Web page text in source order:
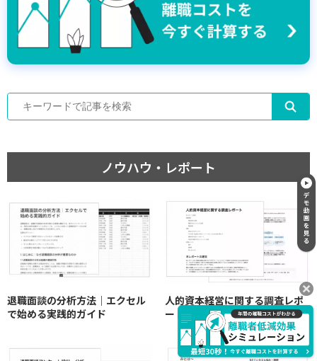
ノウハウ・レポート
退職面談の分析方法｜エクセル
で始める実践的ガイド
人的資本経営に関する調査レポ
ート